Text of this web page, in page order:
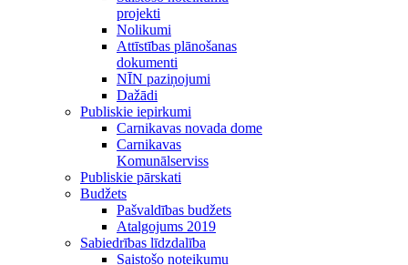
projekti
Nolikumi
Attīstības plānošanas
dokumenti
NĪN paziņojumi
Dažādi
Publiskie iepirkumi
Carnikavas novada dome
Carnikavas
Komunālserviss
Publiskie pārskati
Budžets
Pašvaldības budžets
Atalgojums 2019
Sabiedrības līdzdalība
Saistošo noteikumu